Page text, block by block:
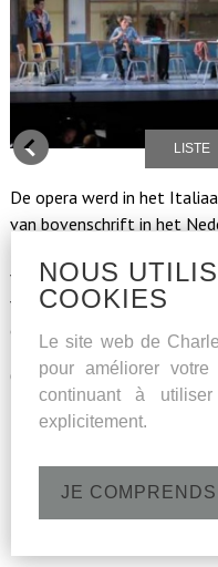
LISTE
De opera werd in het
van bovenschrift in het
vreugde om door mijn stem
vocalisten slaagden er
emoties via hun zang over
(Embrace de Moment - blog)
NOUS
COOKIES
Le site web de
pour améliorer
continuant à
explicitement.
JE